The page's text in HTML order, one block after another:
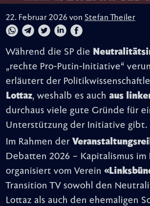
22. Februar 2026 von Stefan Theiler
Während die SP die
„rechte Pro-Putin-Initiative“
erläutert der
Lottaz, weshalb es auch aus
durchaus viele gute Gründe für
Unterstützung der Initiative gibt.
Im Rahmen der
Debatten 2026 – Kapitalismus im
organisiert vom Verein
Transition TV sowohl den
Lottaz als auch den ehemaligen